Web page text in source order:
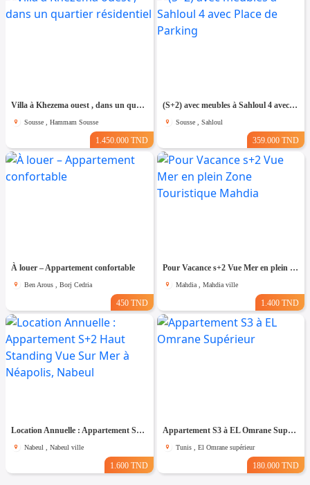
Villa à Khezema ouest , dans un quartier résidentiel
Sousse , Hammam Sousse
1.450.000 TND
(S+2) avec meubles à Sahloul 4 avec Place de Parking
Sousse , Sahloul
359.000 TND
À louer – Appartement confortable
Ben Arous , Borj Cedria
450 TND
Pour Vacance s+2 Vue Mer en plein Zone Touristique Mahdia
Mahdia , Mahdia ville
1.400 TND
Location Annuelle : Appartement S+2 Haut Standing Vue Sur Mer à Néapolis, Nabeul
Nabeul , Nabeul ville
1.600 TND
Appartement S3 à EL Omrane Supérieur
Tunis , El Omrane supérieur
180.000 TND